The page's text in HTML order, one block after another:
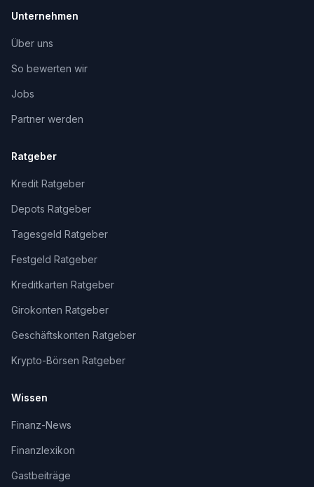
Unternehmen
Über uns
So bewerten wir
Jobs
Partner werden
Ratgeber
Kredit Ratgeber
Depots Ratgeber
Tagesgeld Ratgeber
Festgeld Ratgeber
Kreditkarten Ratgeber
Girokonten Ratgeber
Geschäftskonten Ratgeber
Krypto-Börsen Ratgeber
Wissen
Finanz-News
Finanzlexikon
Gastbeiträge